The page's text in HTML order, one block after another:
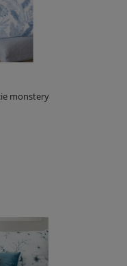
monstery